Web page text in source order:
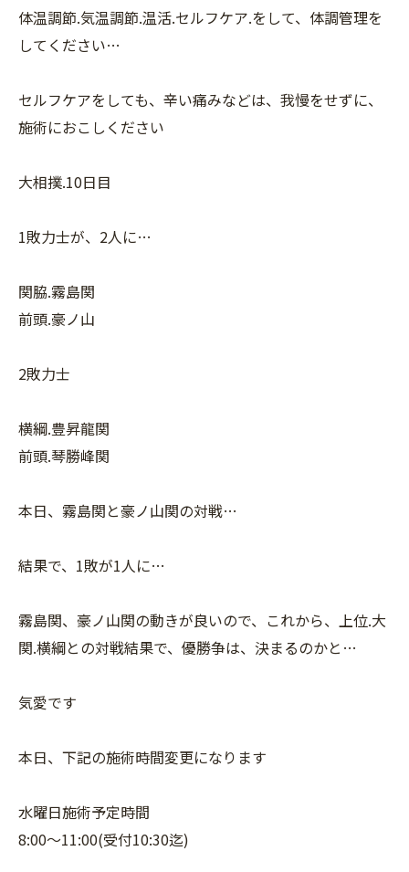
体温調節.気温調節.温活.セルフケア.をして、体調管理を
してください…
セルフケアをしても、辛い痛みなどは、我慢をせずに、
施術におこしください
大相撲.10日目
1敗力士が、2人に…
関脇.霧島関
前頭.豪ノ山
2敗力士
横綱.豊昇龍関
前頭.琴勝峰関
本日、霧島関と豪ノ山関の対戦…
結果で、1敗が1人に…
霧島関、豪ノ山関の動きが良いので、これから、上位.大
関.横綱との対戦結果で、優勝争は、決まるのかと…
気愛です
本日、下記の施術時間変更になります
水曜日施術予定時間
8:00〜11:00(受付10:30迄)